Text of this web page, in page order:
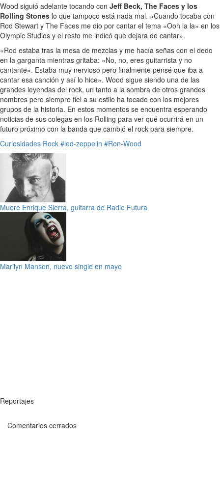
Wood siguió adelante tocando con Jeff Beck, The Faces y los
Rolling Stones lo que tampoco está nada mal. «Cuando tocaba con
Rod Stewart y The Faces me dio por cantar el tema «Ooh la la» en los
Olympic Studios y el resto me indicó que dejara de cantar».
«Rod estaba tras la mesa de mezclas y me hacía señas con el dedo
en la garganta mientras gritaba: «No, no, eres guitarrista y no
cantante». Estaba muy nervioso pero finalmente pensé que iba a
cantar esa canción y así lo hice». Wood sigue siendo una de las
grandes leyendas del rock, un tanto a la sombra de otros grandes
nombres pero siempre fiel a su estilo ha tocado con los mejores
grupos de la historia. En estos momentos se encuentra esperando
noticias de sus colegas en los Rolling para ver qué ocurrirá en un
futuro próximo con la banda que cambió el rock para siempre.
Curiosidades Rock #led-zeppelin #Ron-Wood
Muere Enrique Sierra, guitarra de Radio Futura
Marilyn Manson, nuevo single en mayo
Reportajes
Comentarios cerrados